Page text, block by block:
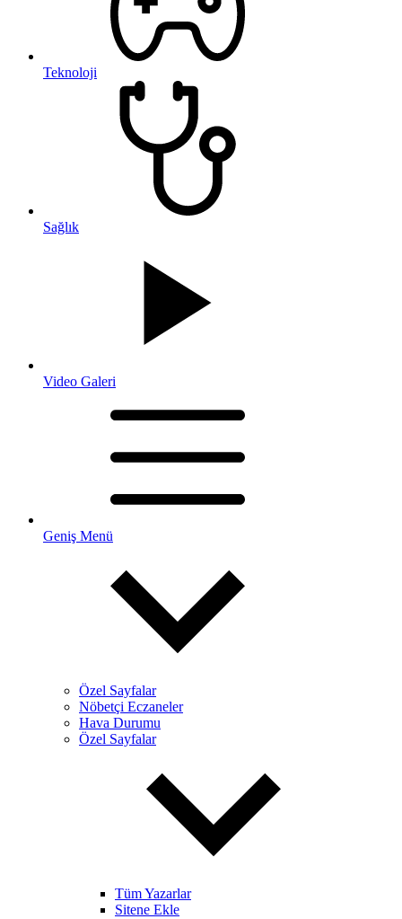
Teknoloji
Sağlık
Video Galeri
Geniş Menü
Özel Sayfalar
Nöbetçi Eczaneler
Hava Durumu
Özel Sayfalar
Tüm Yazarlar
Sitene Ekle